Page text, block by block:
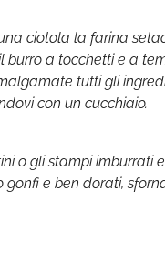
ciotola la farina
burro a tocchetti e a
tutti gli
con un cucchiaio.
o gli stampi imburrati
e ben dorati,